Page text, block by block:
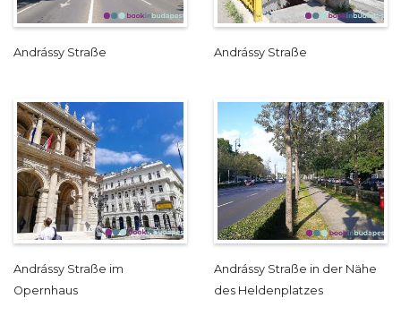
Andrássy Straße Andrássy Straße
Andrássy Straße im
Opernhaus
Andrássy Straße in der Nähe
des Heldenplatzes